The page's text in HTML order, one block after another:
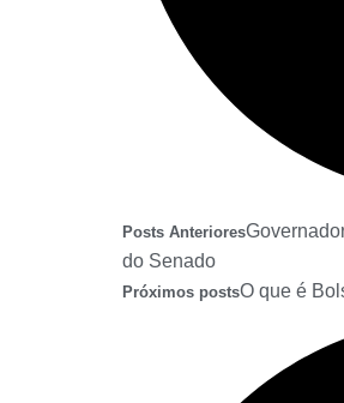
Posts Anteriores
do Senado
Próximos postsO que é